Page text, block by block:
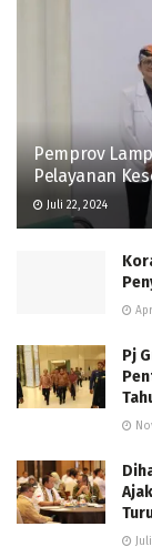
Pemprov
Pelayanan
Juli 22, 2024
Pj